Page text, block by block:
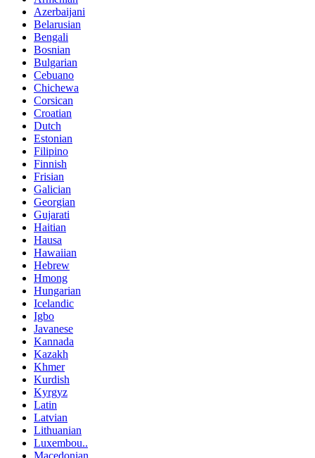
Azerbaijani
Belarusian
Bengali
Bosnian
Bulgarian
Cebuano
Chichewa
Corsican
Croatian
Dutch
Estonian
Filipino
Finnish
Frisian
Galician
Georgian
Gujarati
Haitian
Hausa
Hawaiian
Hebrew
Hmong
Hungarian
Icelandic
Igbo
Javanese
Kannada
Kazakh
Khmer
Kurdish
Kyrgyz
Latin
Latvian
Lithuanian
Luxembou..
Macedonian